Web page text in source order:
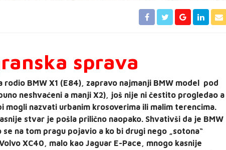
sprava
BMW X1 (E84), zapravo najmanji BMW model pod
neshvaćeni a manji X2), još nije ni čestito progledao a
mogli nazvati urbanim krosoverima ili malim terencima.
stvar je pošla prilično naopako. Shvativši da je BMW
na tom pragu pojavio a ko bi drugi nego „sotona“
XC40, malo kao Jaguar E-Pace, mnogo kasnije